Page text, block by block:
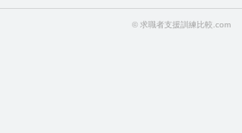
© 求職者支援訓練比較.com